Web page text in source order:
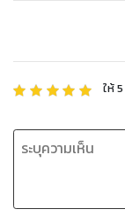
ให้5